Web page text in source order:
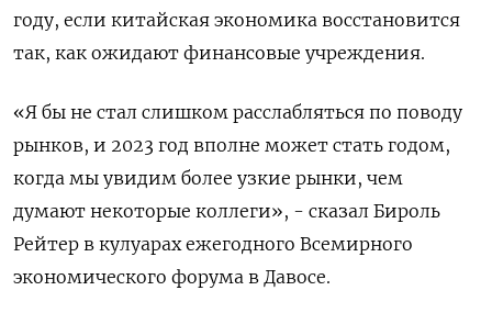
году, если китайская экономика восстановится
так, как ожидают финансовые учреждения.
«Я бы не стал слишком расслабляться по поводу
рынков, и 2023 год вполне может стать годом,
когда мы увидим более узкие рынки, чем
думают некоторые коллеги», - сказал Бироль
Рейтер в кулуарах ежегодного Всемирного
экономического форума в Давосе.